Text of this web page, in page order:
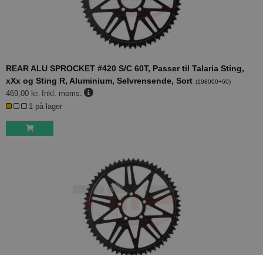
REAR ALU SPROCKET #420 S/C 60T, Passer til Talaria Sting,
xXx og Sting R, Aluminium, Selvrensende, Sort (198000+60)
469,00 kr. Inkl. moms.
1 på lager